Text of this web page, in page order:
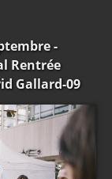
-
Rentrée
Gallard-09